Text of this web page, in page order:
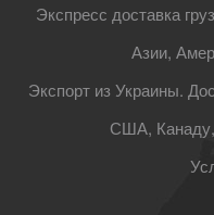
Экспресс доставка
Азии,
Экспорт из Украины.
США,